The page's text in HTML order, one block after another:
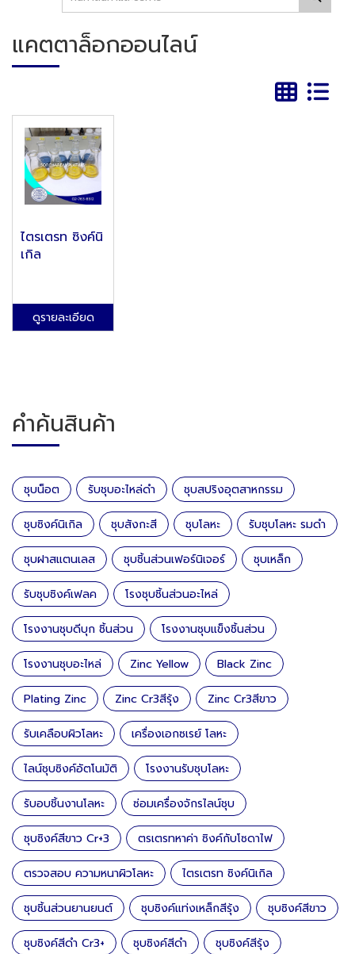
แคตตาล็อกออนไลน์
ไตรเตรท ซิงค์นิ
เกิล
ดูรายละเอียด
คำค้นสินค้า
ชุบน็อต รับชุบอะไหล่ดำ ชุบสปริงอุตสาหกรรม
ชุบซิงค์นิเกิล ชุบสังกะสี ชุบโลหะ รับชุบโลหะ รมดำ
ชุบฝาสแตนเลส ชุบชิ้นส่วนเฟอร์นิเจอร์ ชุบเหล็ก
รับชุบซิงค์เฟลค โรงชุบชิ้นส่วนอะไหล่
โรงงานชุบดีบุก ชิ้นส่วน โรงงานชุบแข็งชิ้นส่วน
โรงงานชุบอะไหล่ Zinc Yellow Black Zinc
Plating Zinc Zinc Cr3สีรุ้ง Zinc Cr3สีขาว
รับเคลือบผิวโลหะ เครื่องเอกซเรย์ โลหะ
ไลน์ชุบซิงค์อัตโนมัติ โรงงานรับชุบโลหะ
รับอบชิ้นงานโลหะ ซ่อมเครื่องจักรไลน์ชุบ
ชุบซิงค์สีขาว Cr+3 ตรเตรทหาค่า ซิงค์กับโซดาไฟ
ตรวจสอบ ความหนาผิวโลหะ ไตรเตรท ซิงค์นิเกิล
ชุบชิ้นส่วนยานยนต์ ชุบซิงค์แท่งเหล็กสีรุ้ง ชุบซิงค์สีขาว
ชุบซิงค์สีดำ Cr3+ ชุบซิงค์สีดำ ชุบซิงค์สีรุ้ง